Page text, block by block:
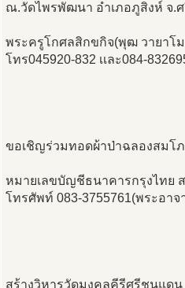
ณ.วัดไพรพัฒนา อำเภอภูสิงห์ จ.ศ
พระครูโกศลสิกขกิจ(พุฒ วายาโ
โทร045920-832 เเละ084-
ขอเชิญร่วมทอดผ้าป่าฉลองสมโ
หมายเลขบัญชีธนาคารกรุงไทย
โทรศัพท์ 083-3755761(พระอาจ
สร้างวิหารวัดมงคลคีรีศรีชนแด